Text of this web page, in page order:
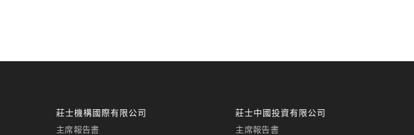
莊士機構國際有限公司
主席報告書
莊士中國投資有限公司
主席報告書